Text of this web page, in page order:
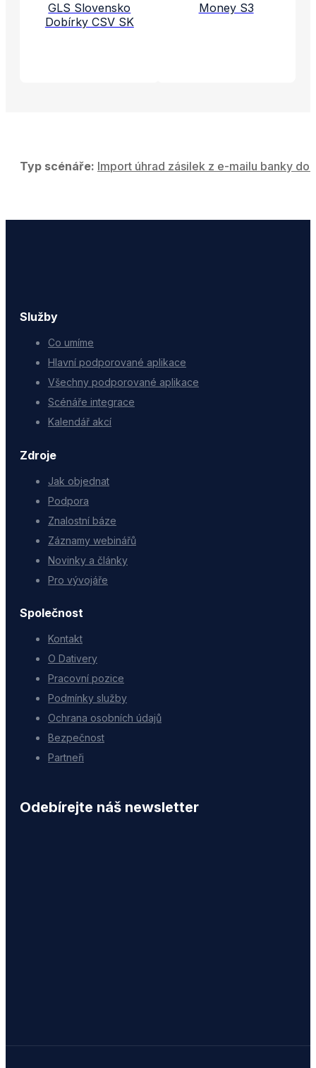
GLS Slovensko
Dobírky CSV SK
Money S3
Typ scénáře: Import úhrad zásilek z e-mailu banky do
Služby
Co umíme
Hlavní podporované aplikace
Všechny podporované aplikace
Scénáře integrace
Kalendář akcí
Zdroje
Jak objednat
Podpora
Znalostní báze
Záznamy webinářů
Novinky a články
Pro vývojáře
Společnost
Kontakt
O Dativery
Pracovní pozice
Podmínky služby
Ochrana osobních údajů
Bezpečnost
Partneři
Odebírejte náš newsletter